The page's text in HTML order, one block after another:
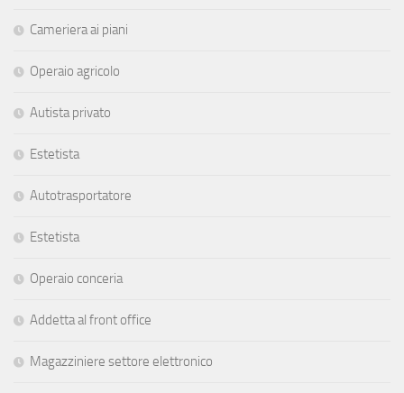
Cameriera ai piani
Operaio agricolo
Autista privato
Estetista
Autotrasportatore
Estetista
Operaio conceria
Addetta al front office
Magazziniere settore elettronico